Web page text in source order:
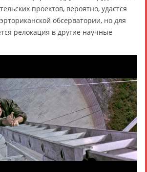
проектов, вероятно, удастся
обсерватории, но для
релокация в другие научные